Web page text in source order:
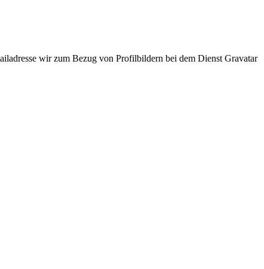
wir zum Bezug von Profilbildern bei dem Dienst Gravatar